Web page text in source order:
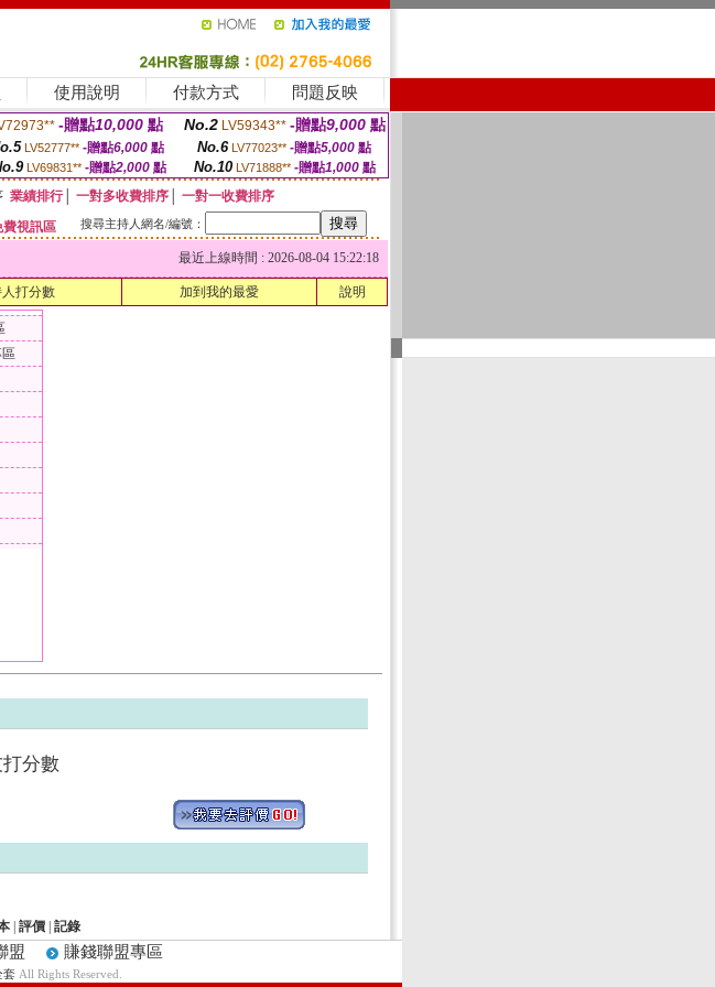
使用說明 付款方式 問題反映
-贈點10,000 點 No.2 LV59343** -贈點9,000 點
LV52777** -贈點6,000點 No.6 LV77023** -贈點5,000點
LV69831** -贈點2,000點 No.10 LV71888** -贈點1,000 點
業績排行│ 一對多收費排序
一對一收費排序
費視訊區 搜尋主持人網名/編號：
最近上線時間 : 2026-08-04 15:22:18
打分數 加到我的最愛 說明
分數
評價 記錄
盟 賺錢聯盟專區
套All Rights Reserved.